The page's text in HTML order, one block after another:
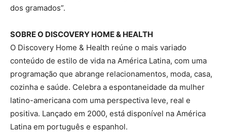
dos gramados”.
SOBRE O DISCOVERY HOME & HEALTH
O Discovery Home & Health reúne o mais variado
conteúdo de estilo de vida na América Latina, com uma
programação que abrange relacionamentos, moda, casa,
cozinha e saúde. Celebra a espontaneidade da mulher
latino-americana com uma perspectiva leve, real e
positiva. Lançado em 2000, está disponível na América
Latina em português e espanhol.